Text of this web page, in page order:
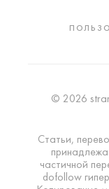
© 2026
Статьи,
частичной
dofollow